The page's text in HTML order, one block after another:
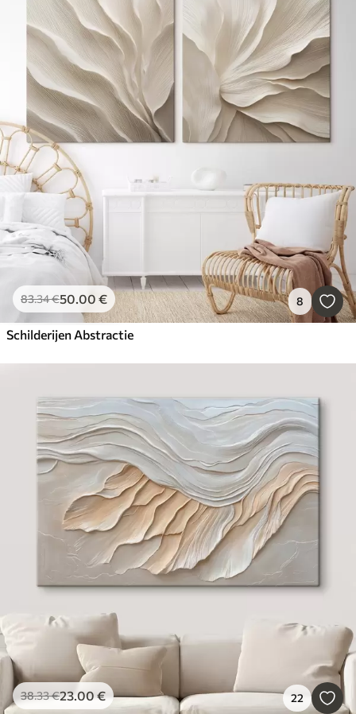
83.34€50.00 € 8
Schilderijen Abstractie
38.33€23.00€ 22